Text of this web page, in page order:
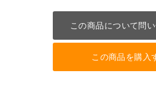
この商品について問
この商品を購入